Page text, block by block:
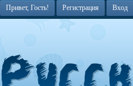
Привет, Гость! Регистрация Вход